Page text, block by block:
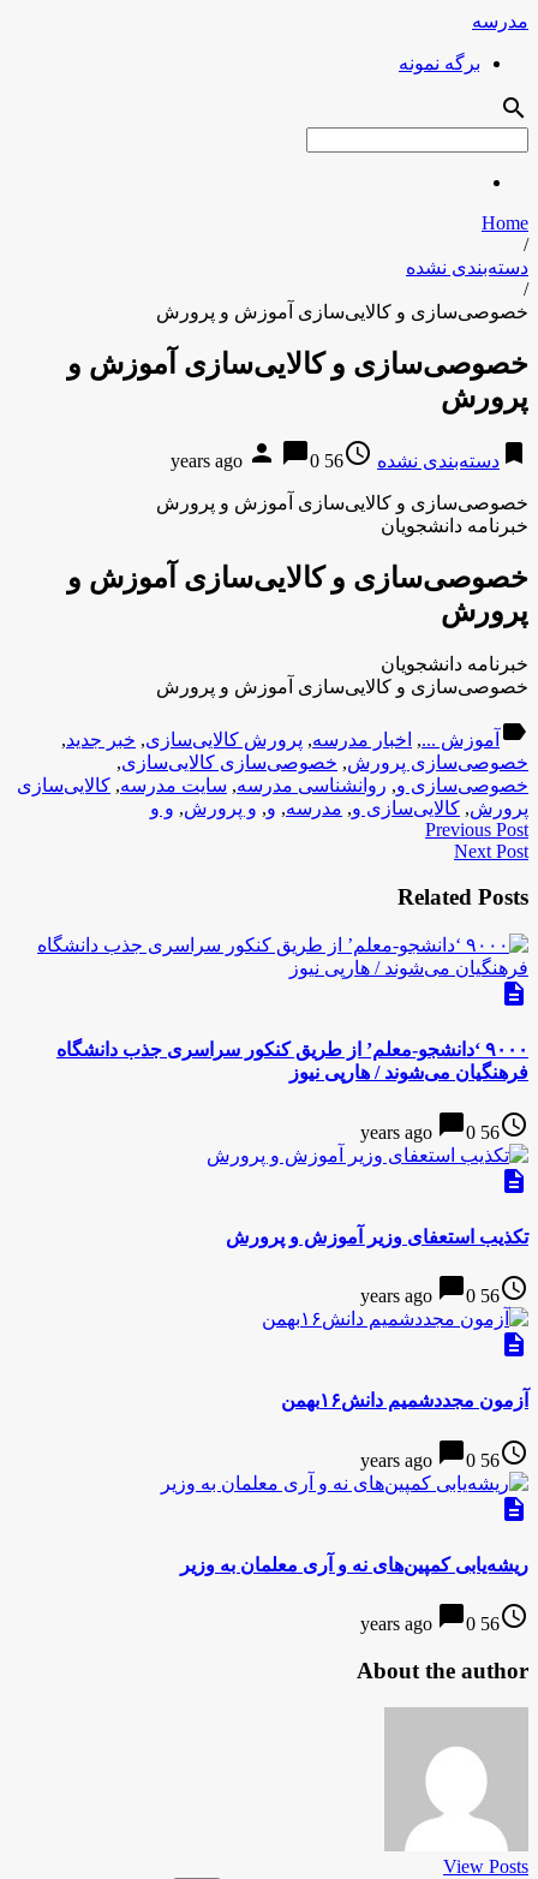
مدرسه
برگه نمونه
search
Home
/
دسته‌بندی نشده
/
خصوصی‌سازی و کالایی‌سازی آموزش و پرورش
خصوصی‌سازی و کالایی‌سازی آموزش و
پرورش
bookmark دسته‌بندی نشده access_time
56 years ago
person chat_bubble0
خصوصی‌سازی و کالایی‌سازی آموزش و پرورش
خبرنامه دانشجویان
خصوصی‌سازی و کالایی‌سازی آموزش و
پرورش
خبرنامه دانشجویان
خصوصی‌سازی و کالایی‌سازی آموزش و پرورش
label آموزش ..., اخبار مدرسه, پرورش کالایی‌سازی, خبر جدید,
خصوصی‌سازی پرورش, خصوصی‌سازی کالایی‌سازی,
خصوصی‌سازی و, روانشناسی مدرسه, سایت مدرسه, کالایی‌سازی
پرورش, کالایی‌سازی و, مدرسه, و, و پرورش, و و
Previous Post
Next Post
Related Posts
description
۹۰۰۰ ‘دانشجو-معلم’ از طریق کنکور سراسری جذب دانشگاه
فرهنگیان می‌شوند / هارپی نیوز
access_time
56 years ago
chat_bubble0
description
تکذیب استعفای وزیر آموزش و پرورش
access_time
56 years ago
chat_bubble0
description
آزمون مجددشمیم دانش۱۶بهمن
access_time
56 years ago
chat_bubble0
description
ریشه‌‌یابی کمپین‌های نه و آری معلمان به وزیر
access_time
56 years ago
chat_bubble0
About the author
View Posts